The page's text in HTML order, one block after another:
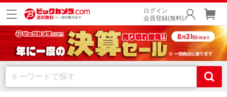
ログイン
会員登録(無料)